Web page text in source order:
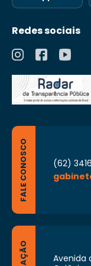
organização
de saúde;
VII – exercer
com as suas
atribuídas
Redes sociais
FALE CONOSCO
(62)
Avenida